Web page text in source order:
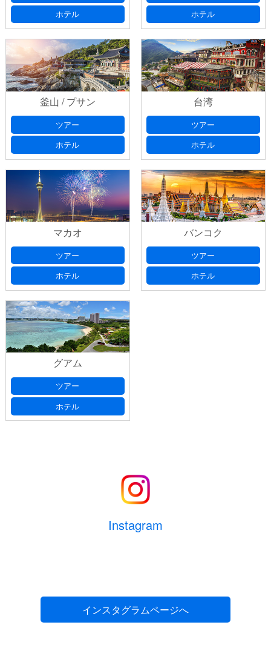
出発日 第2希望出発日の選択は、本日より日曜・祝日を除
いた７日以降としてください
ご希望フライト(必須)
ご希望宿泊ホテル(必須)
旅行日数、延泊希望等のご要望がございました
ら、ご記入ください。
ご人数(必須)
大人 人
お部屋に関するご要望がございましたら、ご記
入ください。
お問い合わせ番号以前、フォームにてお問い合わせいた
だいたお客様は、返信メールに記載されております「お問い合
わせ番号」をご記入ください。
出発日
７日以降としてください
ご希望フライト(必須)
ご希望宿泊ホテル
お申込み代表者情報
お名前(必須)
お名前ふりがな
(必須) 連絡がとれる電話番号をご入力くださ
い。ハイフン抜きでご入力ください （例 ： 0612345678）
ホテル
ホテル
釜山 / プサン
ツアー
ホテル
台湾
ツアー
ホテル
マカオ
ツアー
ホテル
バンコク
ツアー
ホテル
グアム
ツアー
ホテル
Instagram
インスタグラムページへ